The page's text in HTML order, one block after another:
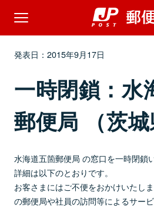
発表日：2015年9月17日
一時閉鎖：水
郵便局 （茨城
水海道五箇郵便局 の窓口を一時閉鎖
詳細は以下のとおりです。
お客さまにはご不便をおかけいたし
の郵便局や社員の訪問等によるサー